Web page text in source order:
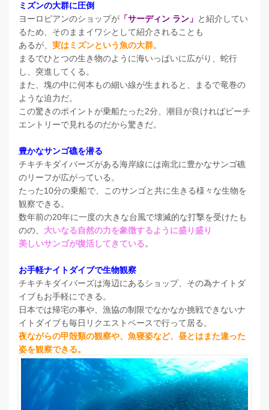
ミズンの大群に圧倒
ヨーロピアンのショップが 「サーディン ラン」 と紹介してい
るため、そのままイワシとして紹介されることも
あるが、 実はミズンという魚の大群。
まるでひとつの生き物のように海いっぱいに広がり、蛇行
し、突進してくる。
また、塊の中に何本もの細い線が生まれると、まるで竜巻の
ような迫力だ。
この驚きのポイントが乗船たった2分、潮目が良ければビーチ
エントリーで見れるのだから驚きだ。
豊かなサンゴ礁を潜る
チキチキダイバーズがある海岸線には南北に豊かなサンゴ礁
のリーフが広がっている。
たった10分の乗船で、このサンゴと共に生きる様々な生物を
観察できる。
数年前の20年に一度の大きな台風で壊滅的な打撃を受けたも
のの、 大いなる自然の力を象徴するように盛り盛り
美しいサンゴが復活してきている。
お手軽ナイトダイブで生物観察
チキチキダイバーズは海辺にあるショップ、その為ナイトダ
イブもお手軽にできる。
日本では帰宅の事や、漁協の制限でなかなか挑戦できないナ
イトダイブも毎日リクエストベースで行って居る。
夜ながらの甲殻類の観察や、魚寝姿など、昼とはまた違った
姿を観察できる。